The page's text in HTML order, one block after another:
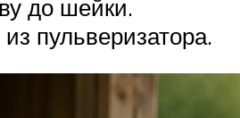
до шейки.
пульверизатора.